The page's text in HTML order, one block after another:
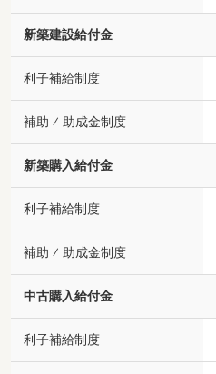
新築建設給付金
利子補給制度
補助 ⁄ 助成金制度
新築購入給付金
利子補給制度
補助 ⁄ 助成金制度
中古購入給付金
利子補給制度